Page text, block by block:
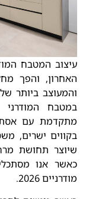
עיצוב המטבח
האחרון, והפך
והמעוצב ביותר
במטבח
מתקדמת עם
בקווים ישרים,
שיוצר תחושת
כאשר אנו
מודרניים 2026.